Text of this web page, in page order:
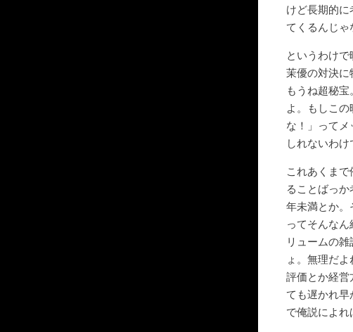
けど長期的
てくるんじゃ
というわけ
茉優の対決に
もうね超秘
よ。もしこ
な！」って
しれないわけ
これあくま
ることばっ
年未満とか。
ってそんな
リュームの
ょ。無理だ
評価とか経営
ても遅かれ早
で俺説によれ